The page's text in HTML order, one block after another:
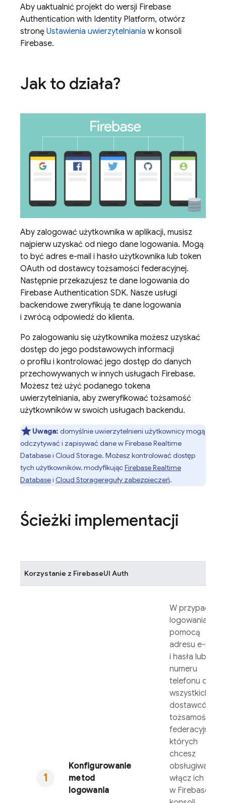
Aby uaktualnić projekt do wersji Firebase
Authentication with Identity Platform, otwórz
stronę Ustawienia uwierzytelniania w konsoli
Firebase.
Jak to działa?
Aby zalogować użytkownika w aplikacji, musisz
najpierw uzyskać od niego dane logowania. Mogą
to być adres e-mail i hasło użytkownika lub token
OAuth od dostawcy tożsamości federacyjnej.
Następnie przekazujesz te dane logowania do
Firebase Authentication SDK. Nasze usługi
backendowe zweryfikują te dane logowania
i zwrócą odpowiedź do klienta.
Po zalogowaniu się użytkownika możesz uzyskać
dostęp do jego podstawowych informacji
o profilu i kontrolować jego dostęp do danych
przechowywanych w innych usługach Firebase.
Możesz też użyć podanego tokena
uwierzytelniania, aby zweryfikować tożsamość
użytkowników w swoich usługach backendu.
Uwaga: domyślnie uwierzytelnieni użytkownicy mogą
odczytywać i zapisywać dane wFirebase Realtime
Databasei Cloud Storage. Możesz kontrolować dostęp
tych użytkowników, modyfikującFirebase Realtime
Databasei Cloud Storagereguły zabezpieczeń.
Ścieżki implementacji
Korzystanie z FirebaseUI Auth
Konfigurowanie
metod
logowania
W przypadku
logowania za
pomocą
adresu e-mail
i hasła lub
numeru
telefonu oraz
wszystkich
dostawców
tożsamości
federacyjnej,
których
chcesz
obsługiwać,
włącz ich
w Firebase